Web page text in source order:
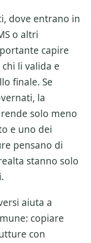
dove entrano in
o altri
capire
li valida e
finale. Se
la
solo meno
e uno dei
pensano di
stanno solo
aiuta a
copiare
con